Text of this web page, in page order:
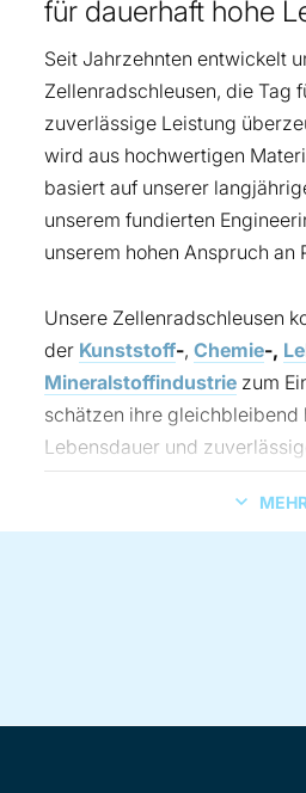
zuverlässig selbst in
und sorgen in jeder
unseren Kunden, die
für dauerhaft hohe
Seit Jahrzehnten entwickelt
Zellenradschleusen, die Tag
zuverlässige Leistung
wird aus hochwertigen
basiert auf unserer
unserem fundierten
unserem hohen Anspruch an
Unsere Zellenradschleusen
der Kunststoff-, Chemie-,
Mineralstoffindustrie zum
schätzen ihre gleichbleibend
Lebensdauer und
unter anspruchsvollsten